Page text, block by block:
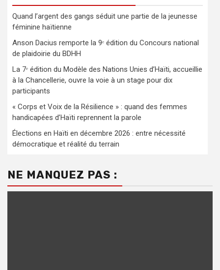
Quand l’argent des gangs séduit une partie de la jeunesse
féminine haïtienne
Anson Dacius remporte la 9ᵉ édition du Concours national
de plaidoirie du BDHH
La 7ᵉ édition du Modèle des Nations Unies d’Haïti, accueillie
à la Chancellerie, ouvre la voie à un stage pour dix
participants
« Corps et Voix de la Résilience » : quand des femmes
handicapées d’Haïti reprennent la parole
Élections en Haïti en décembre 2026 : entre nécessité
démocratique et réalité du terrain
NE MANQUEZ PAS :